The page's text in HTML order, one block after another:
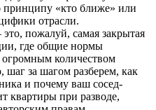
«кто ближе» или
отрасли.
пожалуй, самая закрытая
где общие нормы
огромным количеством
за шагом разберем, как
и почему ваш сосед-
квартиры при разводе,